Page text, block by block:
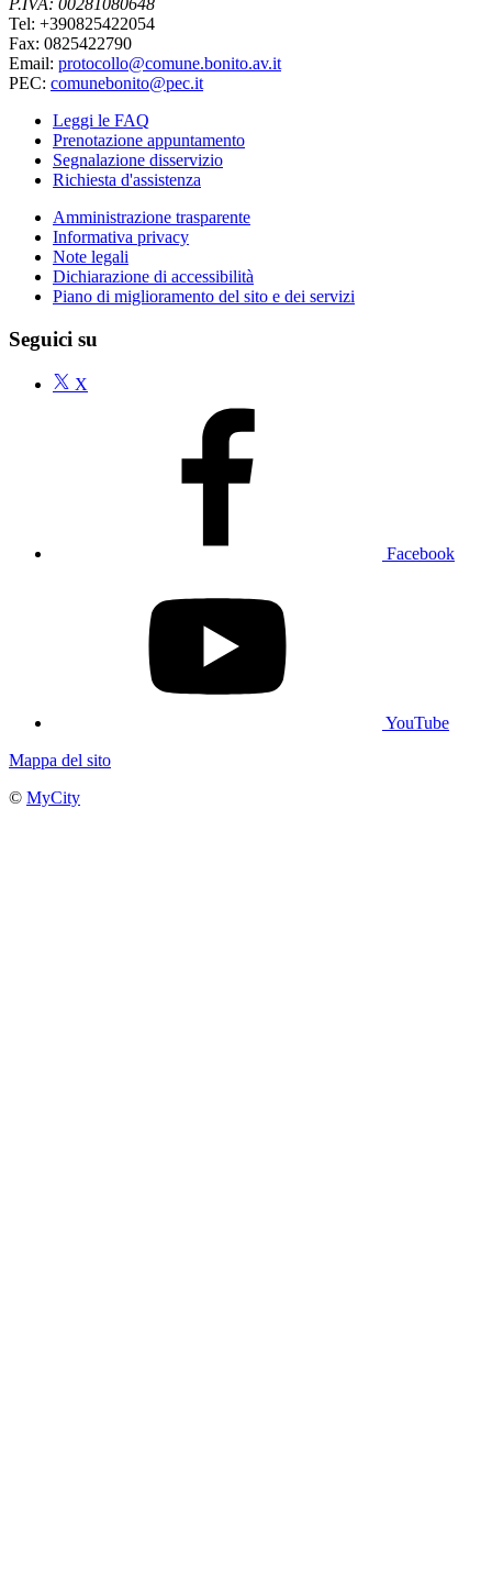
P.IVA: 00281080648
Tel: +390825422054
Fax: 0825422790
Email: protocollo@comune.bonito.av.it
PEC: comunebonito@pec.it
Leggi le FAQ
Prenotazione appuntamento
Segnalazione disservizio
Richiesta d'assistenza
Amministrazione trasparente
Informativa privacy
Note legali
Dichiarazione di accessibilità
Piano di miglioramento del sito e dei servizi
Seguici su
X
Facebook
YouTube
Mappa del sito
© MyCity